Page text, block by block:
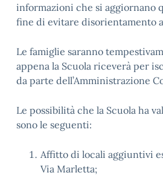
informazioni che si aggiornano
fine di evitare disorientamento
Le famiglie saranno
appena la Scuola riceverà per
da parte dell’Amministrazione
Le possibilità che la Scuola ha
sono le seguenti:
Affitto di locali aggiuntivi
Via Marletta;